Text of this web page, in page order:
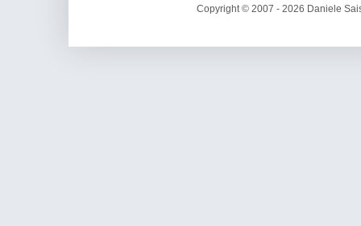
Copyright © 2007 - 2026 Daniele